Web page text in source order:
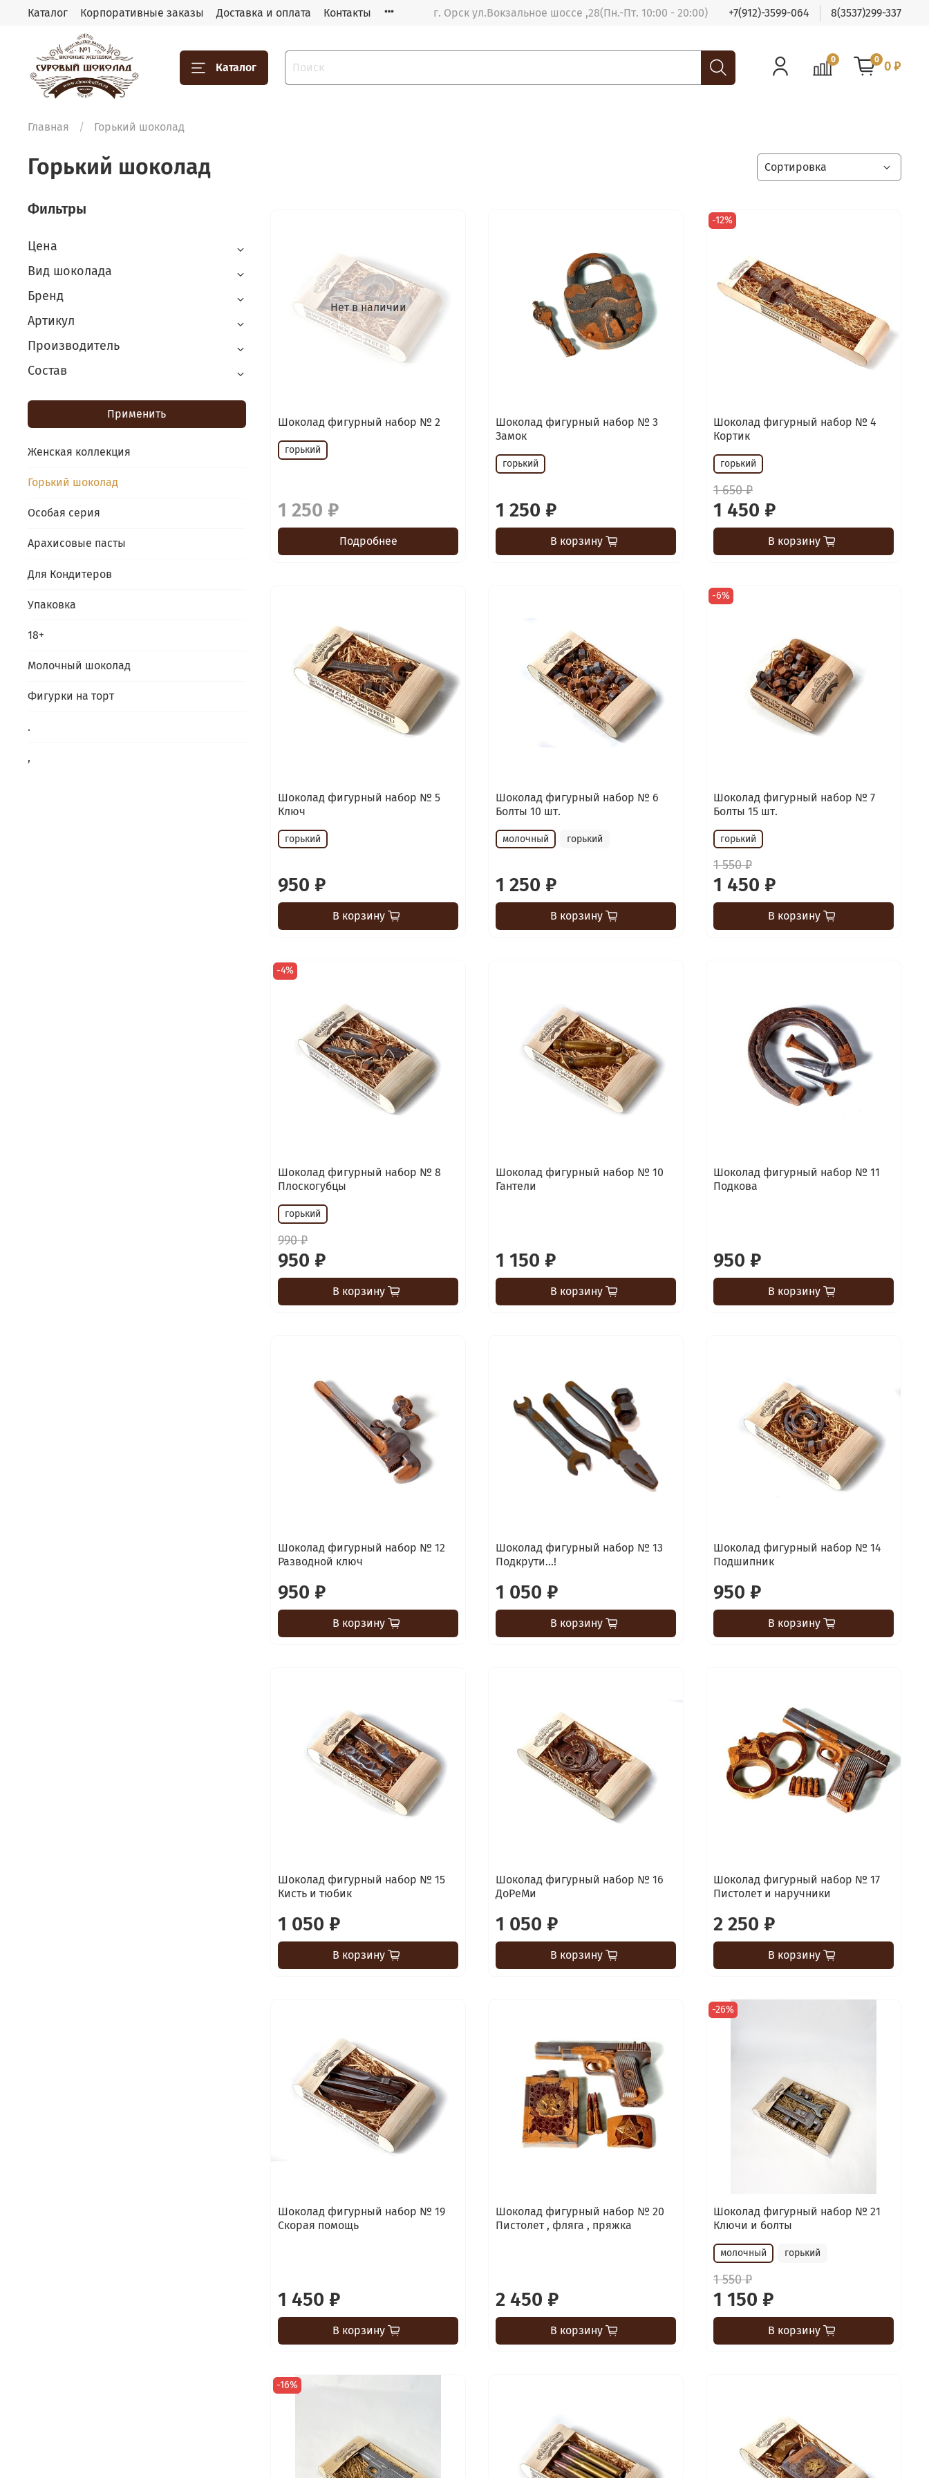
Каталог Корпоративные заказы Доставка и оплата Контакты г. Орск ул.Вокзальное шоссе ,28(Пн.-Пт. 10:00 - 20:00) +7(912)-3599-064 8(3537)299-337
Каталог
0 0 0 ₽
Главная Горький шоколад
Горький шоколад
Нет в наличии
Шоколад фигурный набор № 2
горький
1 250 ₽
Подробнее
Шоколад фигурный набор № 3
Замок
горький
1 250 ₽
В корзину
-12%
Шоколад фигурный набор № 4
Кортик
горький
1 650 ₽
1 450 ₽
В корзину
Шоколад фигурный набор № 5
Ключ
горький
950 ₽
В корзину
Шоколад фигурный набор № 6
Болты 10 шт.
молочный горький
1 250 ₽
В корзину
-6%
Шоколад фигурный набор № 7
Болты 15 шт.
горький
1 550 ₽
1 450 ₽
В корзину
-4%
Шоколад фигурный набор № 8
Плоскогубцы
горький
990 ₽
950 ₽
В корзину
Шоколад фигурный набор № 10
Гантели
1 150 ₽
В корзину
Шоколад фигурный набор № 11
Подкова
950 ₽
В корзину
Шоколад фигурный набор № 12
Разводной ключ
950 ₽
В корзину
Шоколад фигурный набор № 13
Подкрути...!
1 050 ₽
В корзину
Шоколад фигурный набор № 14
Подшипник
950 ₽
В корзину
Шоколад фигурный набор № 15
Кисть и тюбик
1 050 ₽
В корзину
Шоколад фигурный набор № 16
ДоРеМи
1 050 ₽
В корзину
Шоколад фигурный набор № 17
Пистолет и наручники
2 250 ₽
В корзину
Шоколад фигурный набор № 19
Скорая помощь
1 450 ₽
В корзину
Шоколад фигурный набор № 20
Пистолет , фляга , пряжка
2 450 ₽
В корзину
-26%
Шоколад фигурный набор № 21
Ключи и болты
молочный горький
1 550 ₽
1 150 ₽
В корзину
-16%
Фильтры
Цена
Вид шоколада
Бренд
Артикул
Производитель
Состав
Применить
Женская коллекция
Горький шоколад
Особая серия
Арахисовые пасты
Для Кондитеров
Упаковка
18+
Молочный шоколад
Фигурки на торт
.
,